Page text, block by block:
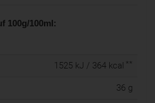
100g/100ml:
1525 kJ / 364 kcal **
36 g